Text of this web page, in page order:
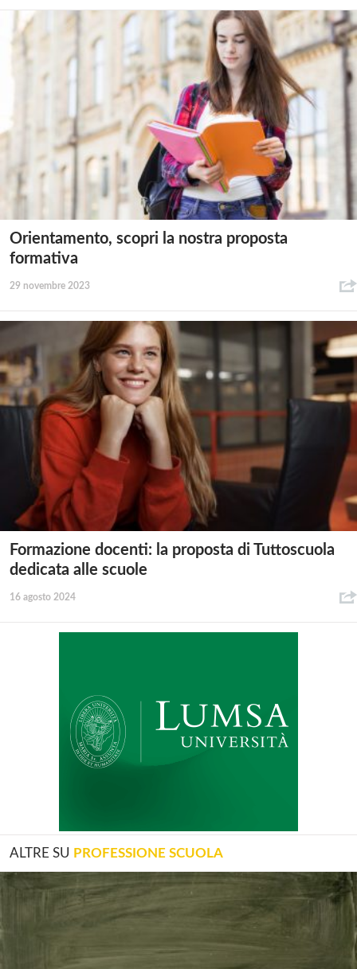
Orientamento, scopri la nostra proposta
formativa
29 novembre 2023
Formazione docenti: la proposta di Tuttoscuola
dedicata alle scuole
16 agosto 2024
ALTRE SU PROFESSIONE SCUOLA